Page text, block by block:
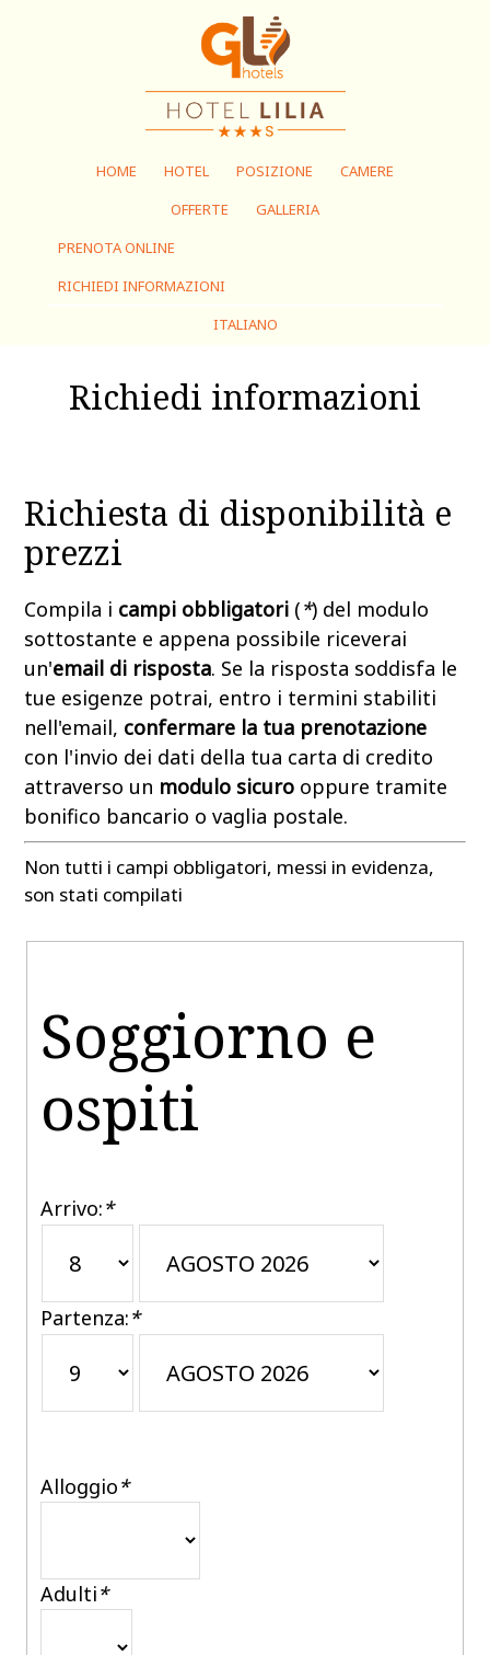
HOME HOTEL POSIZIONE
CAMERE
OFFERTE
GALLERIA
PRENOTA ONLINE
RICHIEDI INFORMAZIONI
ITALIANO
Richiedi informazioni
Richiesta di disponibilità e
prezzi
Compila i campi obbligatori (*) del modulo
sottostante e appena possibile riceverai
un'email di risposta. Se la risposta soddisfa le
tue esigenze potrai, entro i termini stabiliti
nell'email, confermare la tua prenotazione
con l'invio dei dati della tua carta di credito
attraverso un modulo sicuro oppure tramite
bonifico bancario o vaglia postale.
Non tutti i campi obbligatori, messi in evidenza,
son stati compilati
Soggiorno e
ospiti
Arrivo:*
Partenza:*
Alloggio*
Adulti*